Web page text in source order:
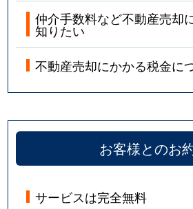
仲介手数料など不動産売却
知りたい
不動産売却にかかる税金に
お客様とのお
サービスは完全無料